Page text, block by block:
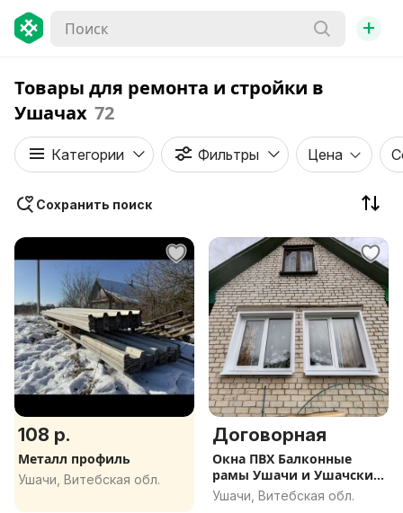
+
Товары для ремонта и стройки в
Ушачах 72
Категории Фильтры Цена
Сохранить поиск
108 р.
Металл профиль
Ушачи, Витебская обл.
Договорная
Окна ПВХ Балконные
рамы Ушачи и Ушачский
район.
Ушачи, Витебская обл.